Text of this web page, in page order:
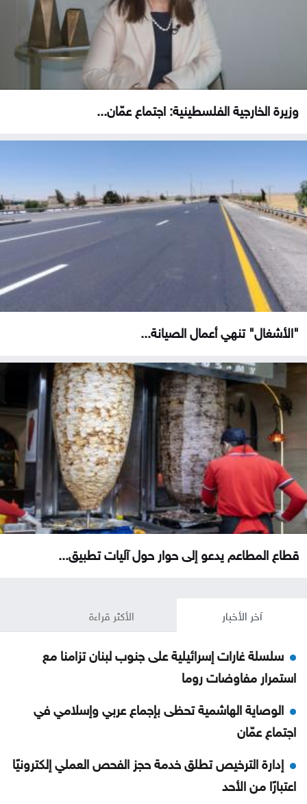
وزيرة الخارجية الفلسطينية: اجتماع عمّان...
"الأشغال" تنهي أعمال الصيانة...
قطاع المطاعم يدعو إلى حوار حول آليات تطبيق...
آخر الأخبار الأكثر قراءة
سلسلة غارات إسرائيلية على جنوب لبنان تزامنا مع
استمرار مفاوضات روما
الوصاية الهاشمية تحظى بإجماع عربي وإسلامي في
اجتماع عمّان
إدارة الترخيص تطلق خدمة حجز الفحص العملي إلكترونيًا
اعتبارًا من الأحد